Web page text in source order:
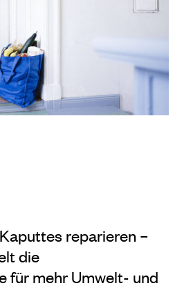
reparieren –
die
für mehr Umwelt- und